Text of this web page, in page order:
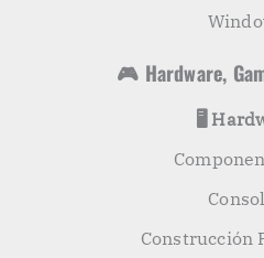
🎮 Hardware,
🖥️
Construcción